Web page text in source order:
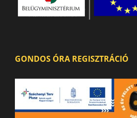
GONDOS ÓRA REGISZTRÁCIÓ